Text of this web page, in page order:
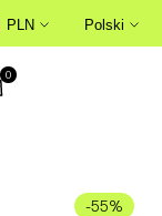
PLN Polski
0
-55%